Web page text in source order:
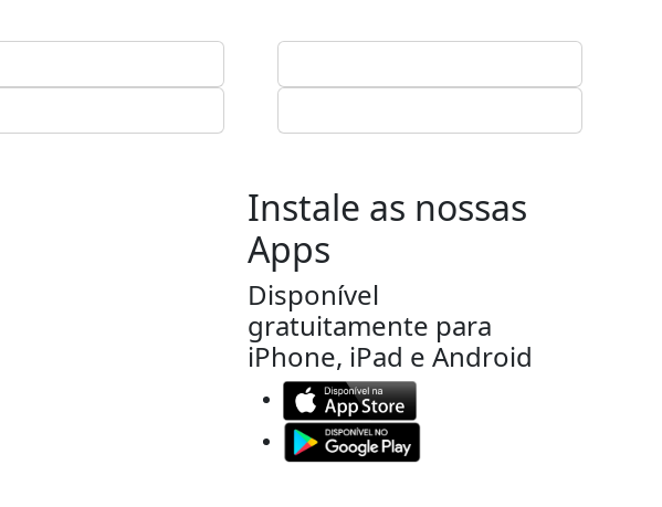
Instale as nossas
Apps
Disponível
gratuitamente para
iPhone, iPad e Android